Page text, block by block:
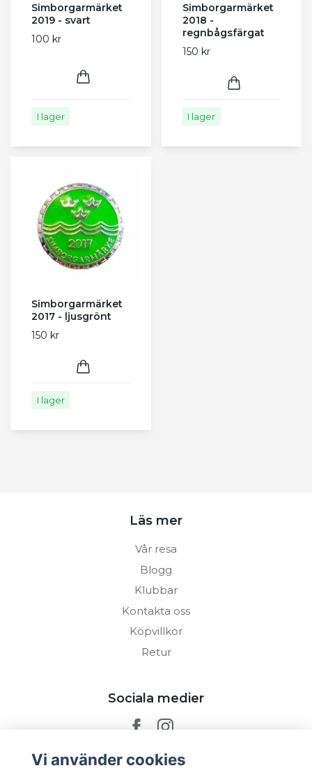
Simborgarmärket
2019 - svart
100 kr
I lager
Simborgarmärket
2018 -
regnbågsfärgat
150 kr
I lager
Simborgarmärket
2017 - ljusgrönt
150 kr
I lager
Läs mer
Vår resa
Blogg
Klubbar
Kontakta oss
Köpvillkor
Retur
Sociala medier
Vi använder cookies